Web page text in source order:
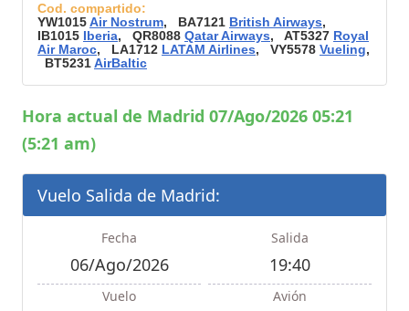
Cod. compartido:
YW1015Air Nostrum, BA7121 British Airways,
IB1015 Iberia, QR8088 Qatar Airways, AT5327 Royal
Air Maroc, LA1712 LATAM Airlines, VY5578 Vueling,
BT5231AirBaltic
Hora actual de Madrid 07/Ago/2026 05:21
(5:21 am)
Vuelo Salida de Madrid:
Fecha
06/Ago/2026
Salida
19:40
Vuelo Avión